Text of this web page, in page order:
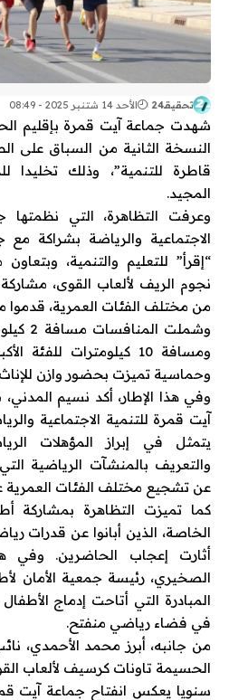
تحقيقـ24 الأحد 14 شتنبر 2025 - 08:49
شهدت جماعة آيت قمرة بإقليم
النسخة الثانية من السباق على
المجيد.
وعرفت التظاهرة، التي نظمتها
الاجتماعية والرياضة بشراكة
“إقرأ” للتعليم والتنمية،
من مختلف الفئات العمرية،
ومسافة 10 كيلومترات
وحماسية تميزت بحضور وازن
وفي هذا الإطار، أكد نسيم
آيت قمرة للتنمية الاجتماعية
يتمثل في إبراز المؤهلات
والتعريف بالمنشآت الرياضية
عن تشجيع مختلف الفئات العمرية
كما تميزت التظاهرة بمشاركة
الخاصة، الذين أبانوا عن قدرات
أثارت إعجاب الحاضرين. وفي
الصخيري، رئيسة جمعية الأمان
المبادرة التي أتاحت إدماج
في فضاء رياضي منفتح.
من جانبه، أبرز محمد الأحمدي،
الحسيمة تاونات كرسيف لألعاب
سنويا يعكس انفتاح جماعة آيت